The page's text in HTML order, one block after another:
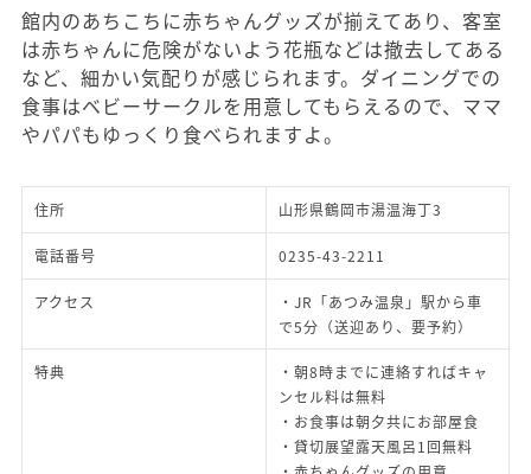
館内のあちこちに赤ちゃんグッズが揃えてあり、客室
は赤ちゃんに危険がないよう花瓶などは撤去してある
など、細かい気配りが感じられます。ダイニングでの
食事はベビーサークルを用意してもらえるので、ママ
やパパもゆっくり食べられますよ。
住所 山形県鶴岡市湯温海丁3
電話番号 0235-43-2211
アクセス
・JR「あつみ温泉」駅から車
で5分（送迎あり、要予約）
特典
・朝8時までに連絡すればキャ
ンセル料は無料
・お食事は朝夕共にお部屋食
・貸切展望露天風呂1回無料